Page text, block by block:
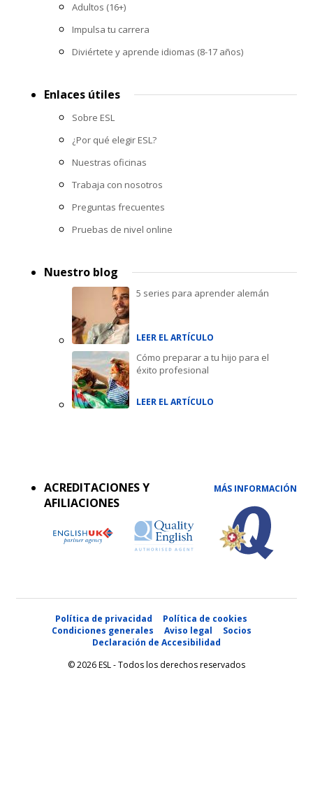
Adultos (16+)
Impulsa tu carrera
Diviértete y aprende idiomas (8-17 años)
Enlaces útiles
Sobre ESL
¿Por qué elegir ESL?
Nuestras oficinas
Trabaja con nosotros
Preguntas frecuentes
Pruebas de nivel online
Nuestro blog
5 series para aprender alemán
LEER EL ARTÍCULO
Cómo preparar a tu hijo para el
éxito profesional
LEER EL ARTÍCULO
ACREDITACIONES Y
AFILIACIONES
MÁS INFORMACIÓN
Política de privacidad
Política de cookies
Condiciones generales
Aviso legal
Socios
Declaración de Accesibilidad
© 2026 ESL - Todos los derechos reservados